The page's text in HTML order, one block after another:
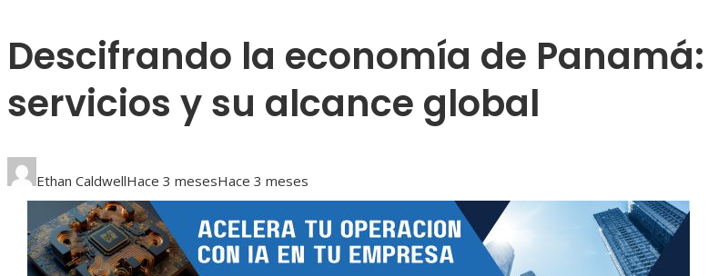
Descifrando la economía de Panamá:
servicios y su alcance global
Ethan CaldwellHace 3 mesesHace 3 meses